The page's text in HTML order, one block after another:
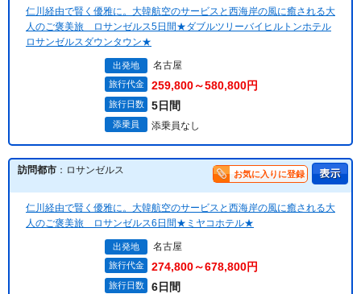
仁川経由で賢く優雅に。大韓航空のサービスと西海岸の風に癒される大
人のご褒美旅 ロサンゼルス5日間★ダブルツリーバイヒルトンホテル
ロサンゼルスダウンタウン★
出発地 名古屋
旅行代金 259,800～580,800円
旅行日数 5日間
添乗員 添乗員なし
訪問都市 ：ロサンゼルス お気に入りに登録
仁川経由で賢く優雅に。大韓航空のサービスと西海岸の風に癒される大
人のご褒美旅 ロサンゼルス6日間★ミヤコホテル★
出発地 名古屋
旅行代金 274,800～678,800円
旅行日数 6日間